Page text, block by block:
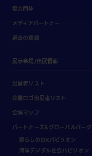
協力団体
メディアパートナー
過去の実績
展示会場/出展情報
出展者リスト
企業ロゴ出展者リスト
会場マップ
パートナーズ&グローバルパーク
暮らしのDXパビリオン
海洋デジタル社会パビリオン